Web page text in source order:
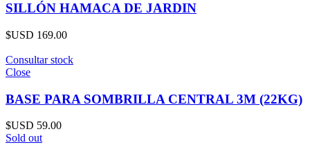
SILLÓN HAMACA DE JARDIN
$USD 169.00
Consultar stock
Close
BASE PARA SOMBRILLA CENTRAL 3M (22KG)
$USD 59.00
Sold out